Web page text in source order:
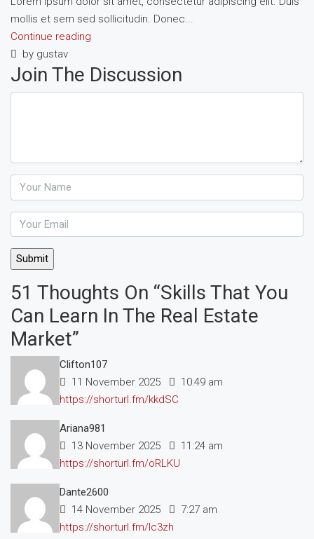
mollis et sem sed sollicitudin. Donec...
Continue reading
by gustav
Join The Discussion
51 Thoughts On “Skills That You
Can Learn In The Real Estate
Market”
Clifton107
11 November 2025
10:49 am
https://shorturl.fm/kkdSC
Ariana981
13 November 2025
11:24 am
https://shorturl.fm/oRLKU
Dante2600
14 November 2025
7:27 am
https://shorturl.fm/lc3zh